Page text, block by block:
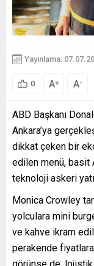
Yayınlama:
0 A+ A-
ABD Başkanı
Ankara’ya
dikkat çeken bir
edilen menü, basit
teknoloji askeri
Monica Crowley
yolculara mini
ve kahve ikram
perakende